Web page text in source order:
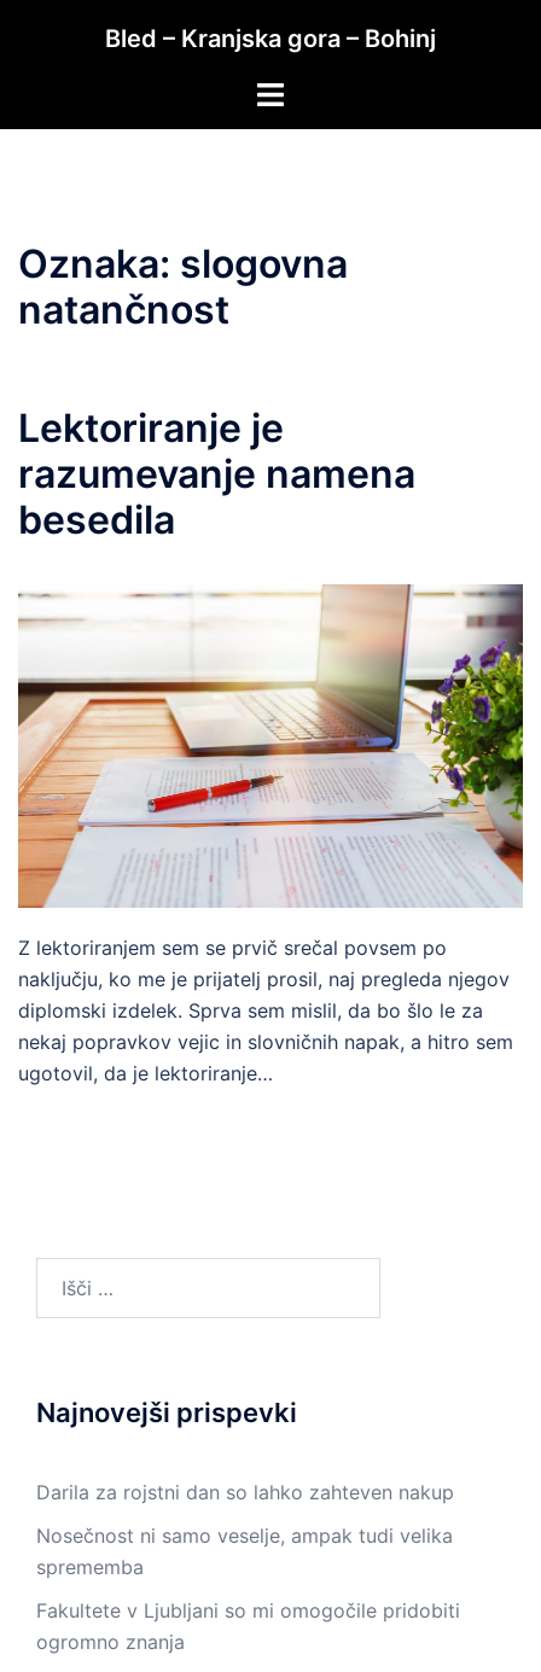
Bled – Kranjska gora – Bohinj
Toggle
Oznaka: slogovna
natančnost
Lektoriranje je
razumevanje namena
besedila
Z lektoriranjem sem se prvič srečal povsem po
naključju, ko me je prijatelj prosil, naj pregleda njegov
diplomski izdelek. Sprva sem mislil, da bo šlo le za
nekaj popravkov vejic in slovničnih napak, a hitro sem
ugotovil, da je lektoriranje…
Najnovejši prispevki
Darila za rojstni dan so lahko zahteven nakup
Nosečnost ni samo veselje, ampak tudi velika
sprememba
Fakultete v Ljubljani so mi omogočile pridobiti
ogromno znanja